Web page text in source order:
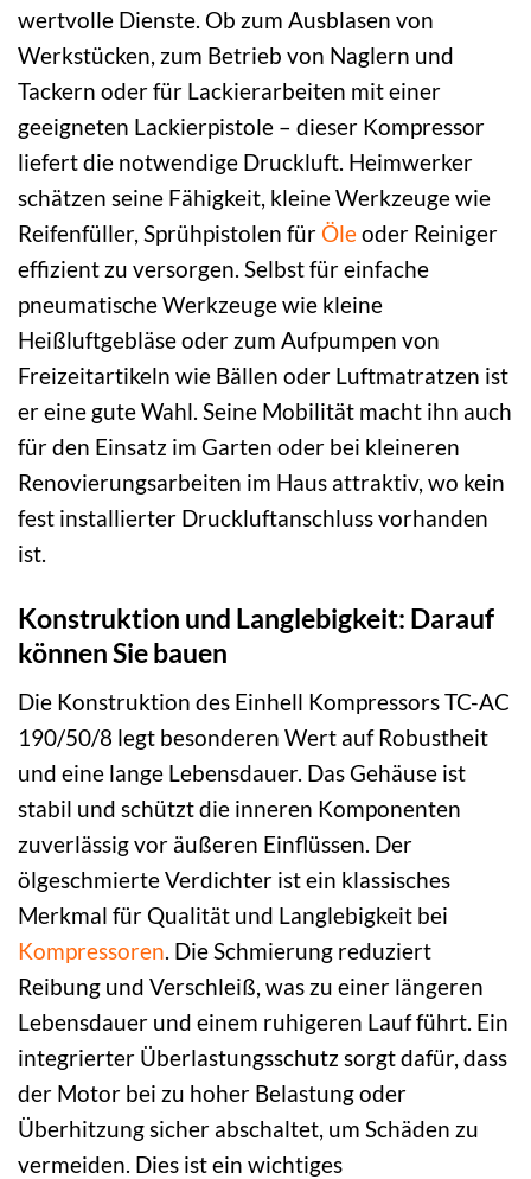
wertvolle Dienste. Ob zum Ausblasen von
Werkstücken, zum Betrieb von Naglern und
Tackern oder für Lackierarbeiten mit einer
geeigneten Lackierpistole – dieser Kompressor
liefert die notwendige Druckluft. Heimwerker
schätzen seine Fähigkeit, kleine Werkzeuge wie
Reifenfüller, Sprühpistolen für Öleoder Reiniger
effizient zu versorgen. Selbst für einfache
pneumatische Werkzeuge wie kleine
Heißluftgebläse oder zum Aufpumpen von
Freizeitartikeln wie Bällen oder Luftmatratzen ist
er eine gute Wahl. Seine Mobilität macht ihn auch
für den Einsatz im Garten oder bei kleineren
Renovierungsarbeiten im Haus attraktiv, wo kein
fest installierter Druckluftanschluss vorhanden
ist.
Konstruktion und Langlebigkeit: Darauf
können Sie bauen
Die Konstruktion des Einhell Kompressors TC-AC
190/50/8 legt besonderen Wert auf Robustheit
und eine lange Lebensdauer. Das Gehäuse ist
stabil und schützt die inneren Komponenten
zuverlässig vor äußeren Einflüssen. Der
ölgeschmierte Verdichter ist ein klassisches
Merkmal für Qualität und Langlebigkeit bei
Kompressoren. Die Schmierung reduziert
Reibung und Verschleiß, was zu einer längeren
Lebensdauer und einem ruhigeren Lauf führt. Ein
integrierter Überlastungsschutz sorgt dafür, dass
der Motor bei zu hoher Belastung oder
Überhitzung sicher abschaltet, um Schäden zu
vermeiden. Dies ist ein wichtiges